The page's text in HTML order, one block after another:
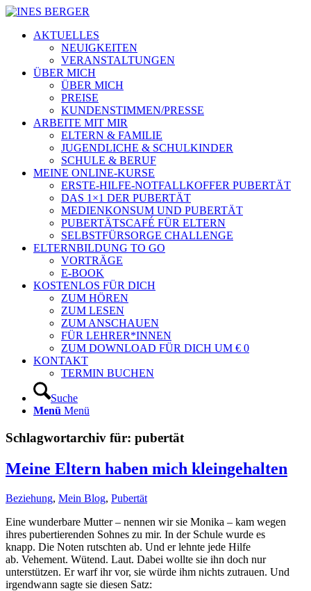
AKTUELLES
NEUIGKEITEN
VERANSTALTUNGEN
ÜBER MICH
ÜBER MICH
PREISE
KUNDENSTIMMEN/PRESSE
ARBEITE MIT MIR
ELTERN & FAMILIE
JUGENDLICHE & SCHULKINDER
SCHULE & BERUF
MEINE ONLINE-KURSE
ERSTE-HILFE-NOTFALLKOFFER PUBERTÄT
DAS 1×1 DER PUBERTÄT
MEDIENKONSUM UND PUBERTÄT
PUBERTÄTSCAFÉ FÜR ELTERN
SELBSTFÜRSORGE CHALLENGE
ELTERNBILDUNG TO GO
VORTRÄGE
E-BOOK
KOSTENLOS FÜR DICH
ZUM HÖREN
ZUM LESEN
ZUM ANSCHAUEN
FÜR LEHRER*INNEN
ZUM DOWNLOAD FÜR DICH UM € 0
KONTAKT
TERMIN BUCHEN
Suche
Menü Menü
Schlagwortarchiv für: pubertät
Meine Eltern haben mich kleingehalten
Beziehung, Mein Blog, Pubertät
Eine wunderbare Mutter – nennen wir sie Monika – kam wegen
ihres pubertierenden Sohnes zu mir. In der Schule wurde es
knapp. Die Noten rutschten ab. Und er lehnte jede Hilfe
ab. Vehement. Wütend. Laut. Dabei wollte sie ihn doch nur
unterstützen. Er warf ihr vor, sie würde ihm nichts zutrauen. Und
irgendwann sagte sie diesen Satz: